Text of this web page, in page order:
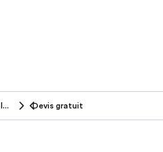
EF Année Linguistique à l'Etranger Devis gratuit